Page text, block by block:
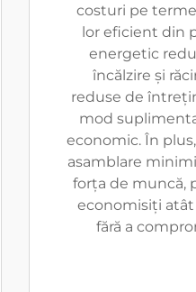
costuri pe
lor eficient din
energetic
încălzire și
reduse de
mod
economic. În
asamblare
forța de muncă,
economisiți
fără a